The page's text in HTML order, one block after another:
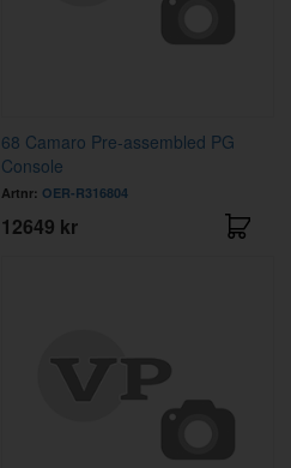
68 Camaro Pre-assembled PG
Console
Artnr: OER-R316804
12649 kr